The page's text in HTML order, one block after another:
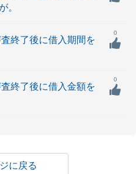
。
終了後に借入期間を
0
終了後に借入金額を
0
戻る